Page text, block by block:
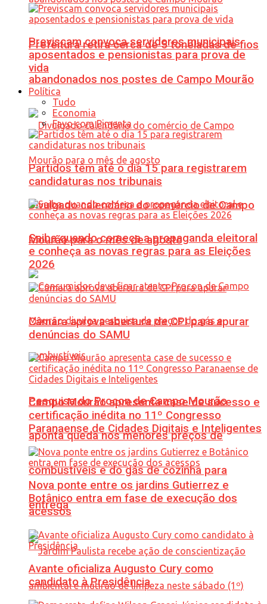
Prefeitura retira cerca de 5 toneladas de fios
abandonados nos postes de Campo Mourão
Divulgado calendário do comércio de Campo
Mourão para o mês de agosto
Pesquisa do Procon de Campo Mourão
aponta queda nos menores preços de
combustíveis e do gás de cozinha para
entrega
Previscam convoca servidores municipais
aposentados e pensionistas para prova de
vida
Política
Tudo
Economia
Favo com Pimenta
Partidos têm até o dia 15 para registrarem
candidaturas nos tribunais
Saiba quando começa a propaganda eleitoral
e conheça as novas regras para as Eleições
2026
Câmara aprova abertura de CPI para apurar
denúncias do SAMU
Campo Mourão apresenta case de sucesso e
certificação inédita no 11º Congresso
Paranaense de Cidades Digitais e Inteligentes
Nova ponte entre os jardins Gutierrez e
Botânico entra em fase de execução dos
acessos
Avante oficializa Augusto Cury como
candidato à Presidência